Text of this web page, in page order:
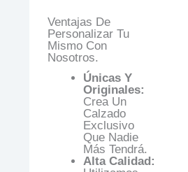
Ventajas De
Personalizar Tu
Mismo Con
Nosotros.
Únicas Y
Originales:
Crea Un
Calzado
Exclusivo
Que Nadie
Más Tendrá.
Alta Calidad: